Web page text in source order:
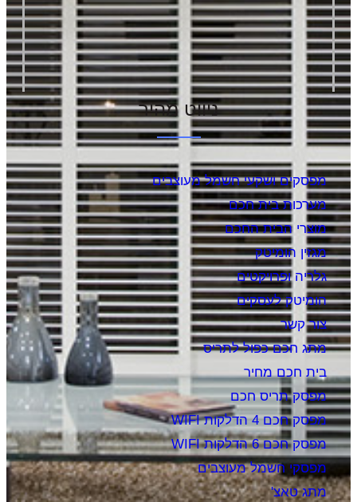
ניווט מהיר
מפסקים ושקעי חשמל מעוצבים
מערכות בית חכם
מוצרי הבית החכם
מגזין הומיטק
גלריה ופרויקטים
הומיטק לעסקים
צור קשר
מתג חכם כפול לתריס
בית חכם מחיר
מפסק תריס חכם
מפסק חכם 4 הדלקות WIFI
מפסק חכם 6 הדלקות WIFI
מפסקי חשמל מעוצבים
מתג טאצ'